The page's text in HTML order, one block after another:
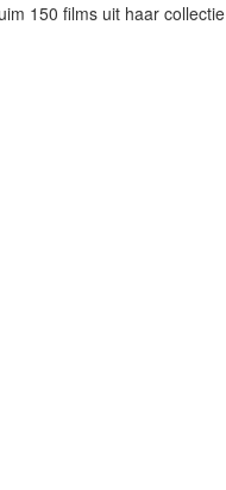
150 films uit haar collectie